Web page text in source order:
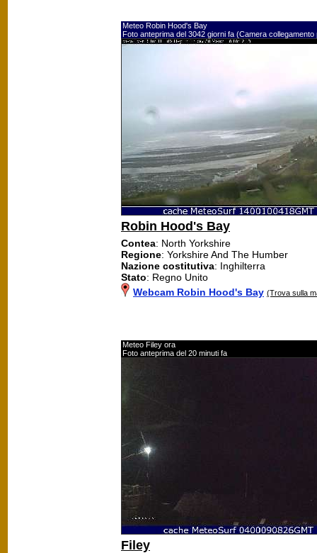
Meteo Robin Hood's Bay
Foto anteprima del 3042 giorni fa (Camera collegamento
Robin Hood's Bay
Contea: North Yorkshire
Regione: Yorkshire And The Humber
Nazione costitutiva: Inghilterra
Stato: Regno Unito
Webcam Robin Hood's Bay (Trova sulla
Meteo Filey ora
Foto anteprima del 20 minuti fa
Filey